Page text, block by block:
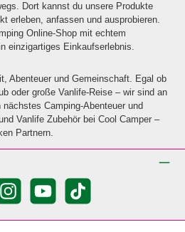
Dort kannst du unsere Produkte
erleben, anfassen und ausprobieren.
Online-Shop mit echtem
einzigartiges Einkaufserlebnis.
Abenteuer und Gemeinschaft. Egal ob
oder große Vanlife-Reise – wir sind an
Camping-Abenteuer und
Vanlife Zubehör bei Cool Camper –
Partnern.
YouTube TikTok